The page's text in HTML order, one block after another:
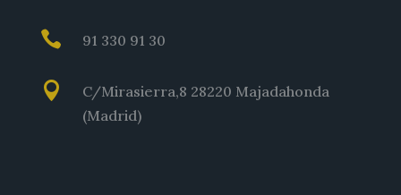
 91 330 91 30

C/Mirasierra,8 28220 Majadahonda
(Madrid)